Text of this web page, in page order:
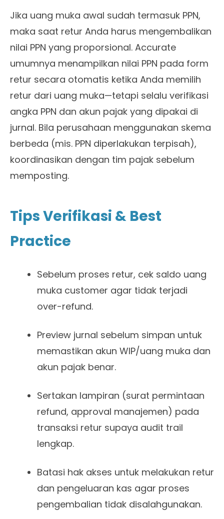
Jika uang muka awal sudah termasuk PPN,
maka saat retur Anda harus mengembalikan
nilai PPN yang proporsional. Accurate
umumnya menampilkan nilai PPN pada form
retur secara otomatis ketika Anda memilih
retur dari uang muka—tetapi selalu verifikasi
angka PPN dan akun pajak yang dipakai di
jurnal. Bila perusahaan menggunakan skema
berbeda (mis. PPN diperlakukan terpisah),
koordinasikan dengan tim pajak sebelum
memposting.
Tips Verifikasi & Best
Practice
Sebelum proses retur, cek saldo uang
muka customer agar tidak terjadi
over-refund.
Preview jurnal sebelum simpan untuk
memastikan akun WIP/uang muka dan
akun pajak benar.
Sertakan lampiran (surat permintaan
refund, approval manajemen) pada
transaksi retur supaya audit trail
lengkap.
Batasi hak akses untuk melakukan retur
dan pengeluaran kas agar proses
pengembalian tidak disalahgunakan.